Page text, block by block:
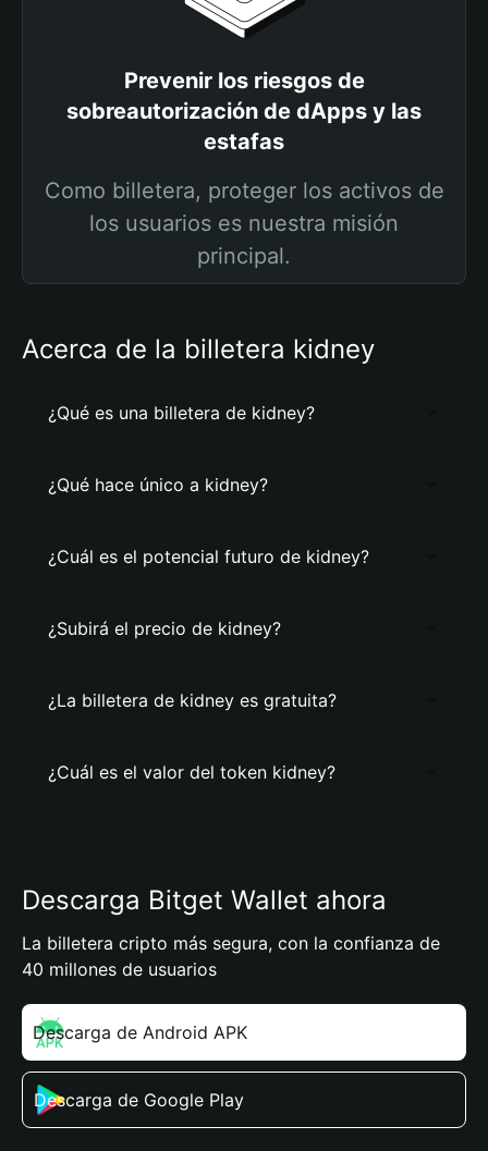
Prevenir los riesgos de
sobreautorización de dApps y las
estafas
Como billetera, proteger los activos de
los usuarios es nuestra misión
principal.
Acerca de la billetera kidney
¿Qué es una billetera de kidney?
¿Qué hace único a kidney?
¿Cuál es el potencial futuro de kidney?
¿Subirá el precio de kidney?
¿La billetera de kidney es gratuita?
¿Cuál es el valor del token kidney?
Descarga Bitget Wallet ahora
La billetera cripto más segura, con la confianza de
40 millones de usuarios
Descarga de Android APK
Descarga de Google Play